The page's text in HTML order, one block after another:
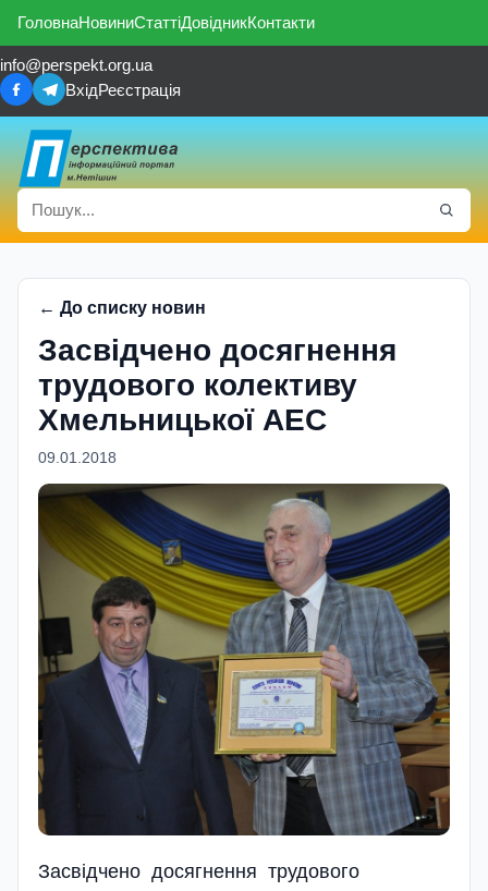
ГоловнаНовиниСтаттіДовідникКонтакти
info@perspekt.org.ua
ВхідРеєстрація
← До списку новин
Засвідчено досягнення
трудового колективу
Хмельницької АЕС
09.01.2018
Засвідчено досягнення трудового